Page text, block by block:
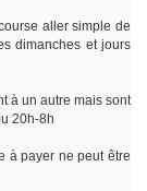
aller simple de
dimanches et jours
à un autre mais sont
20h-8h
à payer ne peut être